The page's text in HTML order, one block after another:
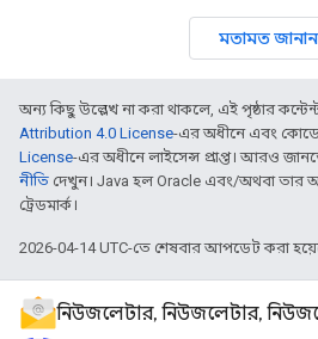
মতামত জানান
অন্য কিছু উল্লেখ না করা থাকলে, এই পৃষ্ঠার
Attribution 4.0 License-এর অধীনে এবং
License-এর অধীনে লাইসেন্স প্রাপ্ত। আরও
নীতি দেখুন। Java হল Oracle এবং/অথবা তার
ট্রেডমার্ক।
2026-04-14 UTC-তে শেষবার আপডেট করা
নিউজলেটার, নিউজলেটার,